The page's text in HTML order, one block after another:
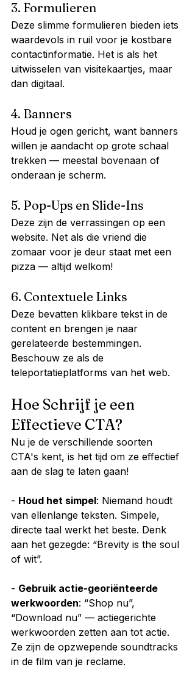
3. Formulieren
Deze slimme formulieren bieden iets
waardevols in ruil voor je kostbare
contactinformatie. Het is als het
uitwisselen van visitekaartjes, maar
dan digitaal.
4. Banners
Houd je ogen gericht, want banners
willen je aandacht op grote schaal
trekken — meestal bovenaan of
onderaan je scherm.
5. Pop-Ups en Slide-Ins
Deze zijn de verrassingen op een
website. Net als die vriend die
zomaar voor je deur staat met een
pizza — altijd welkom!
6. Contextuele Links
Deze bevatten klikbare tekst in de
content en brengen je naar
gerelateerde bestemmingen.
Beschouw ze als de
teleportatieplatforms van het web.
Hoe Schrijf je een
Effectieve CTA?
Nu je de verschillende soorten
CTA's kent, is het tijd om ze effectief
aan de slag te laten gaan!
- Houd het simpel: Niemand houdt
van ellenlange teksten. Simpele,
directe taal werkt het beste. Denk
aan het gezegde: “Brevity is the soul
of wit”.
- Gebruik actie-georiënteerde
werkwoorden: “Shop nu”,
“Download nu” — actiegerichte
werkwoorden zetten aan tot actie.
Ze zijn de opzwepende soundtracks
in de film van je reclame.